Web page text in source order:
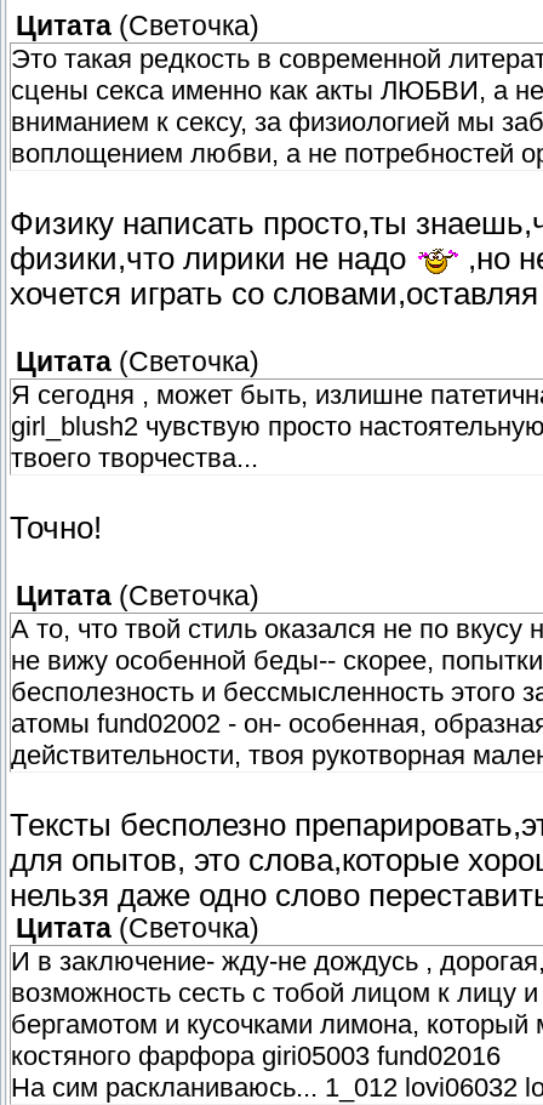
Цитата (Светочка)
Это такая редкость в современной
сцены секса именно как акты ЛЮБВИ, а
вниманием к сексу, за физиологией мы
воплощением любви, а не потребностей
Физику написать просто,ты
физики,что лирики не надо
,но
хочется играть со
Цитата (Светочка)
Я сегодня , может быть, излишне
girl_blush2 чувствую просто
твоего творчества...
Точно!
Цитата (Светочка)
А то, что твой стиль оказался не по
не вижу особенной беды-- скорее,
бесполезность и бессмысленность
атомы fund02002 - он- особенная,
действительности, твоя рукотворная
Тексты бесполезно
для опытов, это слова,которые
нельзя даже одно слово
Цитата (Светочка)
И в заключение- жду-не дождусь ,
возможность сесть с тобой лицом к лицу
бергамотом и кусочками лимона,
костяного фарфора giri05003 fund02016
На сим раскланиваюсь... 1_012 lovi06032